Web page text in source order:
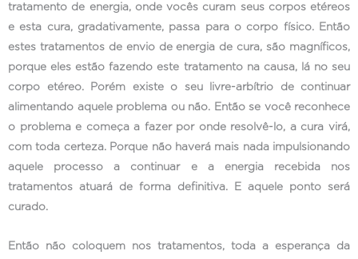
tratamento de energia, onde vocês curam seus corpos etéreos
e esta cura, gradativamente, passa para o corpo físico. Então
estes tratamentos de envio de energia de cura, são magníficos,
porque eles estão fazendo este tratamento na causa, lá no seu
corpo etéreo. Porém existe o seu livre-arbítrio de continuar
alimentando aquele problema ou não. Então se você reconhece
o problema e começa a fazer por onde resolvê-lo, a cura virá,
com toda certeza. Porque não haverá mais nada impulsionando
aquele processo a continuar e a energia recebida nos
tratamentos atuará de forma definitiva. E aquele ponto será
curado.
Então não coloquem nos tratamentos, toda a esperança da